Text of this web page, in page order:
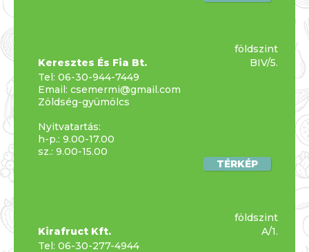
Keresztes És Fia Bt.
Tel: 06-30-944-7449
Email: csemermi@gmail.com
Zöldség-gyümölcs
Nyitvatartás:
h-p.: 9.00-17.00
sz.: 9.00-15.00
TÉRKÉP
földszint
BIV/5.
Kirafruct Kft.
Tel: 06-30-277-4944
földszint
A/1.